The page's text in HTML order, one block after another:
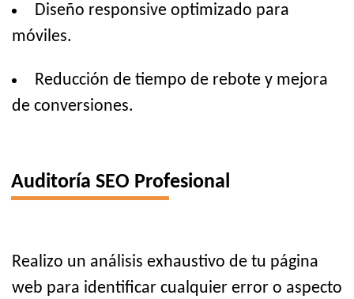
Diseño responsive optimizado para
móviles.
Reducción de tiempo de rebote y mejora
de conversiones.
Auditoría SEO Profesional
Realizo un análisis exhaustivo de tu página
web para identificar cualquier error o aspecto